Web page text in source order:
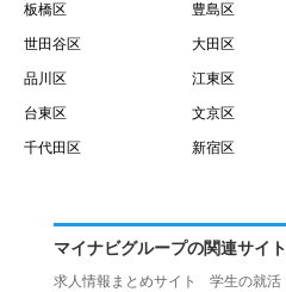
板橋区 豊島区
世田谷区 大田区
品川区 江東区
台東区 文京区
千代田区 新宿区
マイナビグループの関連サイト
求人情報まとめサイト 学生の就活